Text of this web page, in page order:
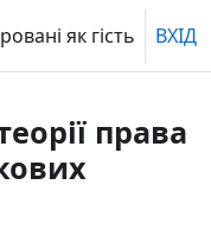
як гість ВХІД
права